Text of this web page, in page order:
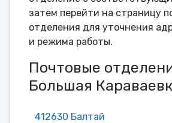
затем перейти на страницу
отделения для уточнения
и режима работы.
Почтовые
Большая
412630 Балтай